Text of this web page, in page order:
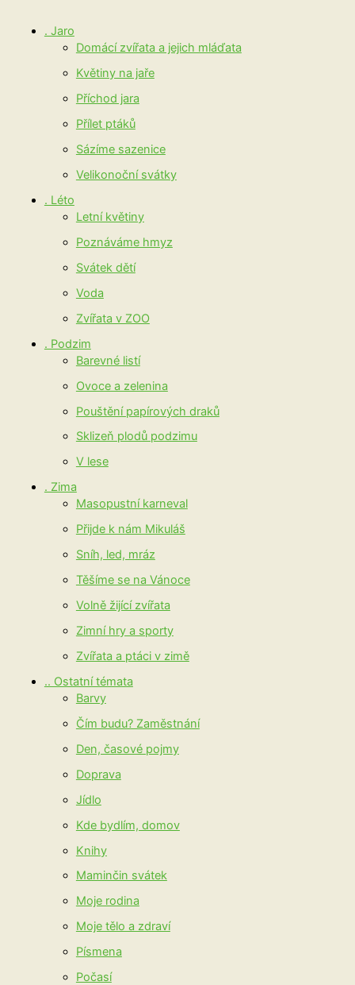
. Jaro
Domácí zvířata a jejich mláďata
Květiny na jaře
Příchod jara
Přílet ptáků
Sázíme sazenice
Velikonoční svátky
. Léto
Letní květiny
Poznáváme hmyz
Svátek dětí
Voda
Zvířata v ZOO
. Podzim
Barevné listí
Ovoce a zelenina
Pouštění papírových draků
Sklizeň plodů podzimu
V lese
. Zima
Masopustní karneval
Přijde k nám Mikuláš
Sníh, led, mráz
Těšíme se na Vánoce
Volně žijící zvířata
Zimní hry a sporty
Zvířata a ptáci v zimě
.. Ostatní témata
Barvy
Čím budu? Zaměstnání
Den, časové pojmy
Doprava
Jídlo
Kde bydlím, domov
Knihy
Maminčin svátek
Moje rodina
Moje tělo a zdraví
Písmena
Počasí